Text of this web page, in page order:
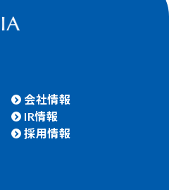
会社情報
IR情報
採用情報